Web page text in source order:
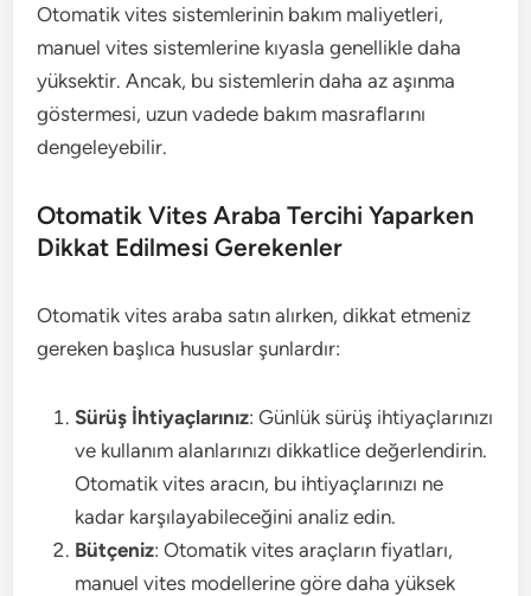
Otomatik vites sistemlerinin bakım maliyetleri,
manuel vites sistemlerine kıyasla genellikle daha
yüksektir. Ancak, bu sistemlerin daha az aşınma
göstermesi, uzun vadede bakım masraflarını
dengeleyebilir.
Otomatik Vites Araba Tercihi Yaparken
Dikkat Edilmesi Gerekenler
Otomatik vites araba satın alırken, dikkat etmeniz
gereken başlıca hususlar şunlardır:
Sürüş İhtiyaçlarınız: Günlük sürüş ihtiyaçlarınızı
ve kullanım alanlarınızı dikkatlice değerlendirin.
Otomatik vites aracın, bu ihtiyaçlarınızı ne
kadar karşılayabileceğini analiz edin.
Bütçeniz: Otomatik vites araçların fiyatları,
manuel vites modellerine göre daha yüksek